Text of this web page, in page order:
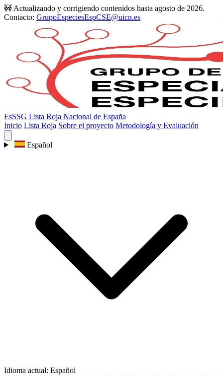
🚧 Actualizando y corrigiendo contenidos hasta agosto de 2026.
Contacto: GrupoEspeciesEspCSE@uicn.es
EsSSG Lista Roja Nacional de España
Inicio Lista Roja Sobre el proyecto Metodología y Evaluación
Español
Idioma actual: Español